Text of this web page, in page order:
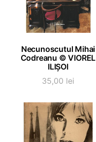
ADAUGĂ ÎN COȘ
Necunoscutul Mihai
Codreanu © VIOREL
ILIȘOI
35,00 lei